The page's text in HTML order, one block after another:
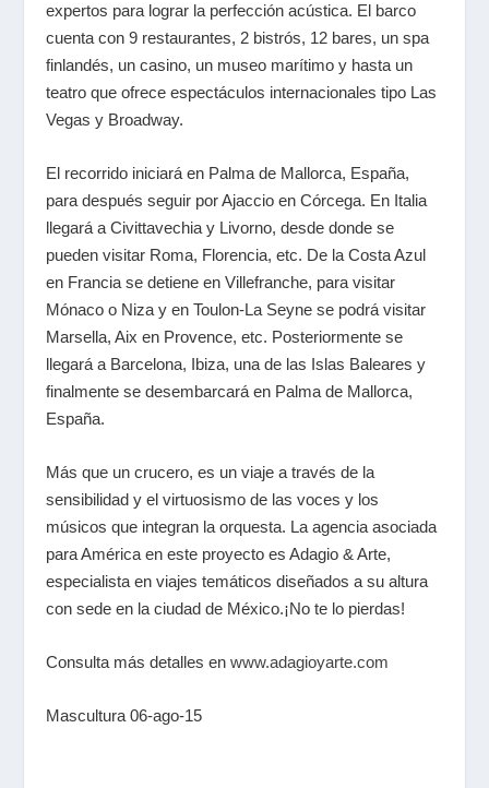
expertos para lograr la perfección acústica. El barco
cuenta con 9 restaurantes, 2 bistrós, 12 bares, un spa
finlandés, un casino, un museo marítimo y hasta un
teatro que ofrece espectáculos internacionales tipo Las
Vegas y Broadway.
El recorrido iniciará en Palma de Mallorca, España,
para después seguir por Ajaccio en Córcega. En Italia
llegará a Civittavechia y Livorno, desde donde se
pueden visitar Roma, Florencia, etc. De la Costa Azul
en Francia se detiene en Villefranche, para visitar
Mónaco o Niza y en Toulon-La Seyne se podrá visitar
Marsella, Aix en Provence, etc. Posteriormente se
llegará a Barcelona, Ibiza, una de las Islas Baleares y
finalmente se desembarcará en Palma de Mallorca,
España.
Más que un crucero, es un viaje a través de la
sensibilidad y el virtuosismo de las voces y los
músicos que integran la orquesta. La agencia asociada
para América en este proyecto es Adagio & Arte,
especialista en viajes temáticos diseñados a su altura
con sede en la ciudad de México.¡No te lo pierdas!
Consulta más detalles enwww.adagioyarte.com
Mascultura 06-ago-15